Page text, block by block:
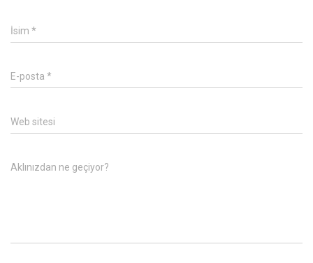
İsim *
E-posta *
Web sitesi
Aklınızdan ne geçiyor?